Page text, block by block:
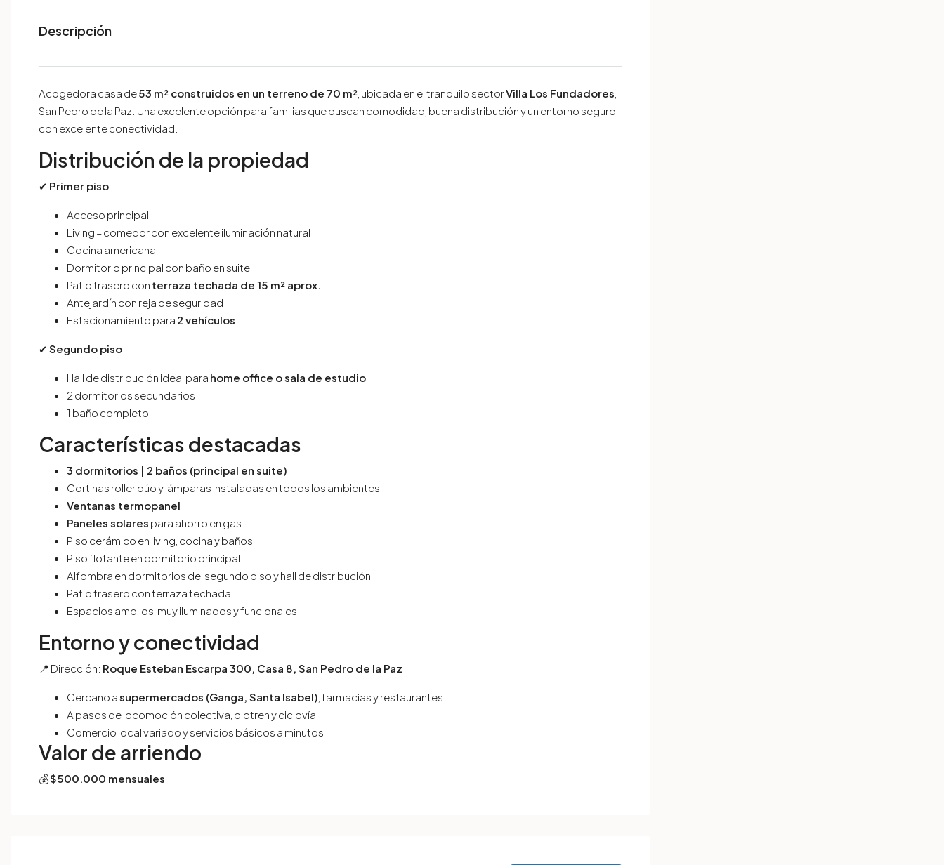
Descripción
Acogedora casa de53 m² construidos en un terreno de 70 m² , ubicada en el tranquilo sectorVilla Los Fundadores
San Pedro de la Paz. Una excelente opción para familias que buscan comodidad, buena distribución y un entorno seguro
con excelente conectividad.
Distribución de la propiedad
✔ Primer piso:
Acceso principal
Living – comedor con excelente iluminación natural
Cocina americana
Dormitorio principal con baño en suite
Patio trasero con terraza techada de 15 m² aprox.
Antejardín con reja de seguridad
Estacionamiento para 2 vehículos
✔ Segundo piso:
Hall de distribución ideal para home office o sala de estudio
2 dormitorios secundarios
1 baño completo
Características destacadas
3 dormitorios | 2 baños (principal en suite)
Cortinas roller dúo y lámparas instaladas en todos los ambientes
Ventanas termopanel
Paneles solares para ahorro en gas
Piso cerámico en living, cocina y baños
Piso flotante en dormitorio principal
Alfombra en dormitorios del segundo piso y hall de distribución
Patio trasero con terraza techada
Espacios amplios, muy iluminados y funcionales
Entorno y conectividad
📍 Dirección: Roque Esteban Escarpa 300, Casa 8, San Pedro de la Paz
Cercano asupermercados (Ganga, Santa Isabel) , farmacias y restaurantes
A pasos de locomoción colectiva, biotren y ciclovía
Comercio local variado y servicios básicos a minutos
Valor de arriendo
💰$500.000 mensuales